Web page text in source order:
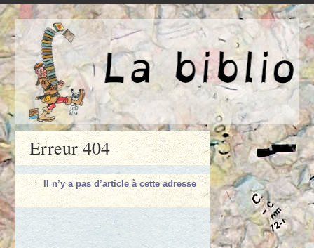
Erreur 404
Il n’y a pas d’article à cette adresse